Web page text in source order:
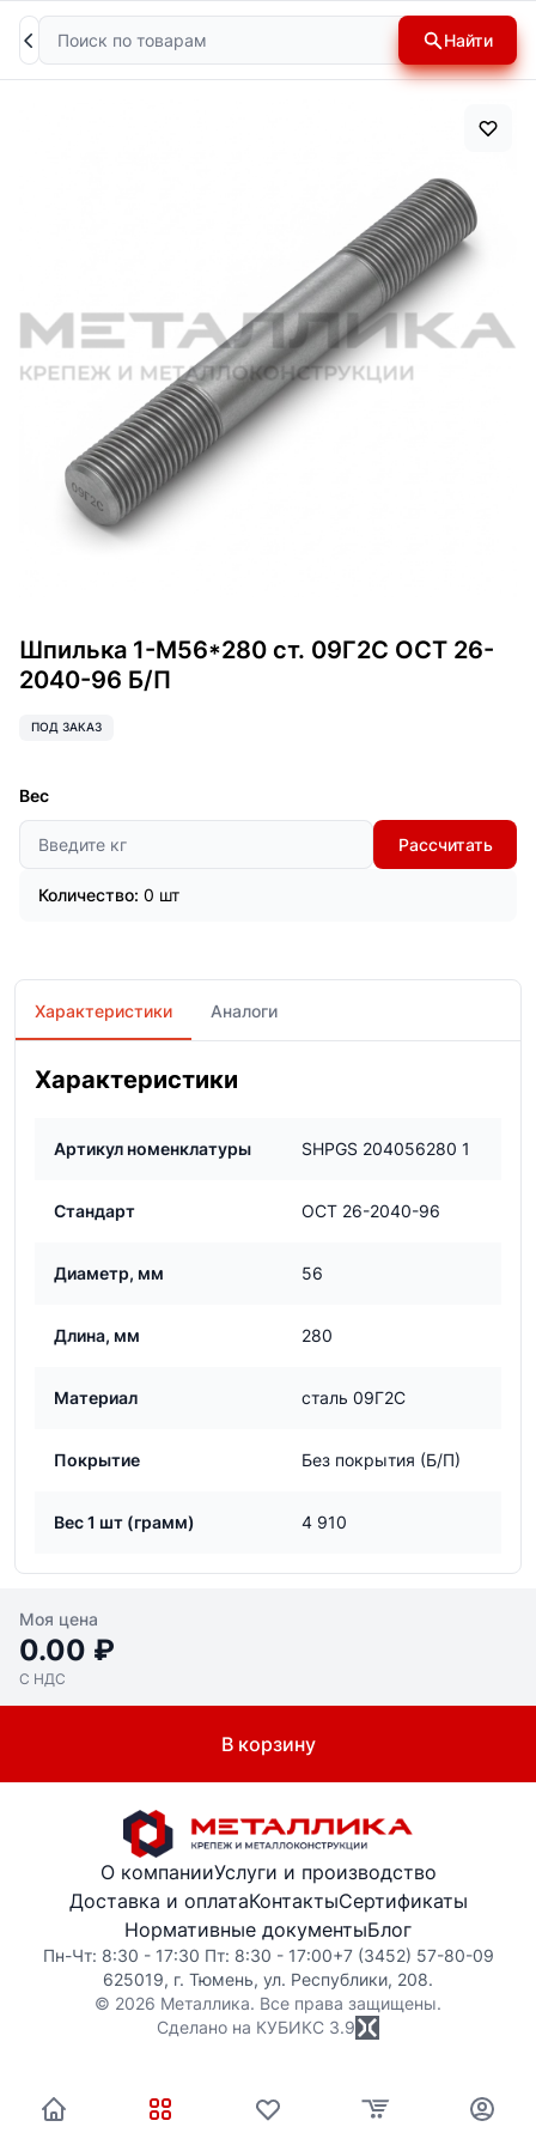
Поиск Найти
Шпилька 1-М56*280 ст. 09Г2С ОСТ 26-
2040-96 Б/П
ПОД ЗАКАЗ
Вес
Рассчитать
Количество: 0 шт
Характеристики Аналоги
Характеристики
Артикул номенклатуры SHPGS 204056280 1
Стандарт ОСТ 26-2040-96
Диаметр, мм 56
Длина, мм 280
Материал сталь 09Г2С
Покрытие Без покрытия (Б/П)
Вес 1 шт (грамм) 4 910
Моя цена
0.00 ₽
С НДС
В корзину
О компанииУслуги и производство
Доставка и оплатаКонтактыСертификаты
Нормативные документыБлог
Пн-Чт: 8:30 - 17:30 Пт: 8:30 - 17:00+7 (3452) 57-80-09
625019, г. Тюмень, ул. Республики, 208.
© 2026 Металлика. Все права защищены.
Сделано на КУБИКС 3.9